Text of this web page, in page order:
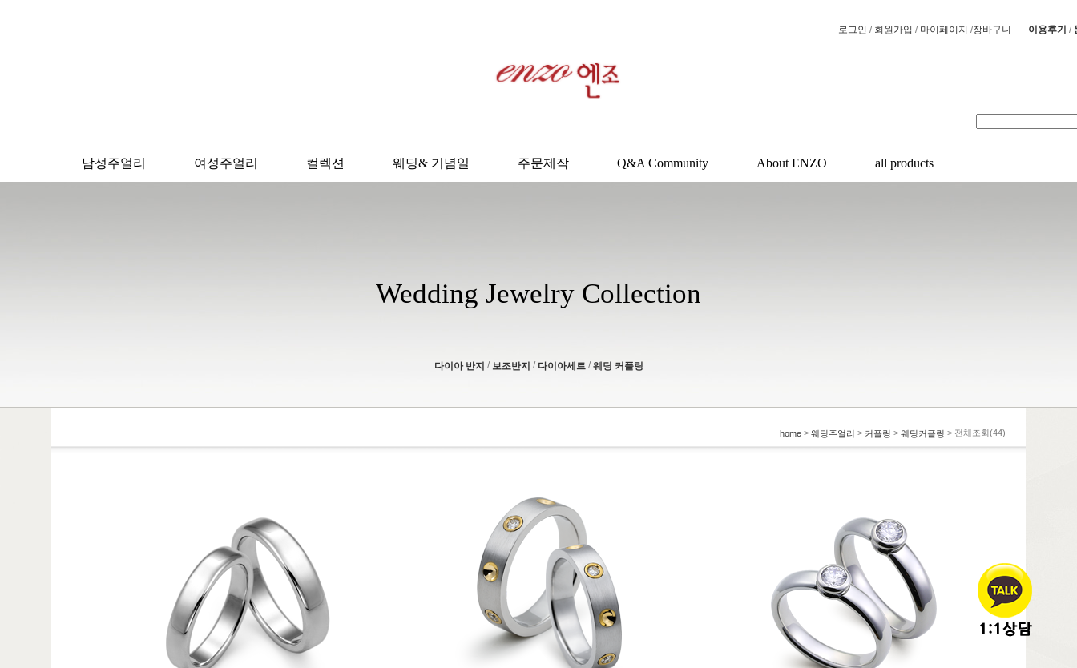
로그인 / 회원가입 / 마이페이지 /장바구니 이용후기 /
남성주얼리 여성주얼리 컬렉션 웨딩& 기념일 주문제작 Q&A Community About ENZO all products
Wedding Jewelry Collection
다이아 반지 / 보조반지 / 다이아세트 /웨딩 커플링
home > 웨딩주얼리 > 커플링 > 웨딩커플링 > 전체조회(44)